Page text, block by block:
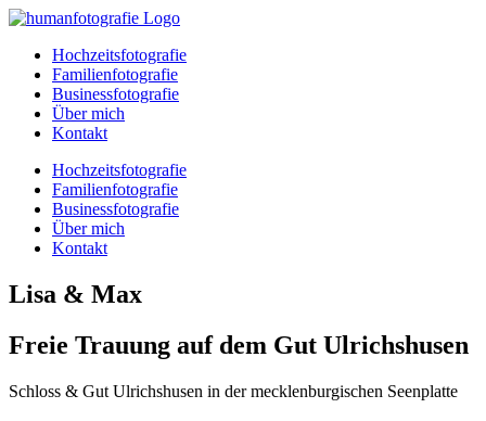
Zum
springenHochzeitsfotografie
Familienfotografie
Businessfotografie
Über mich
Kontakt
Hochzeitsfotografie
Familienfotografie
Businessfotografie
Über mich
Kontakt
Lisa & Max
Freie Trauung auf dem Gut Ulrichshusen
Schloss & Gut Ulrichshusen in der mecklenburgischen Seenplatte